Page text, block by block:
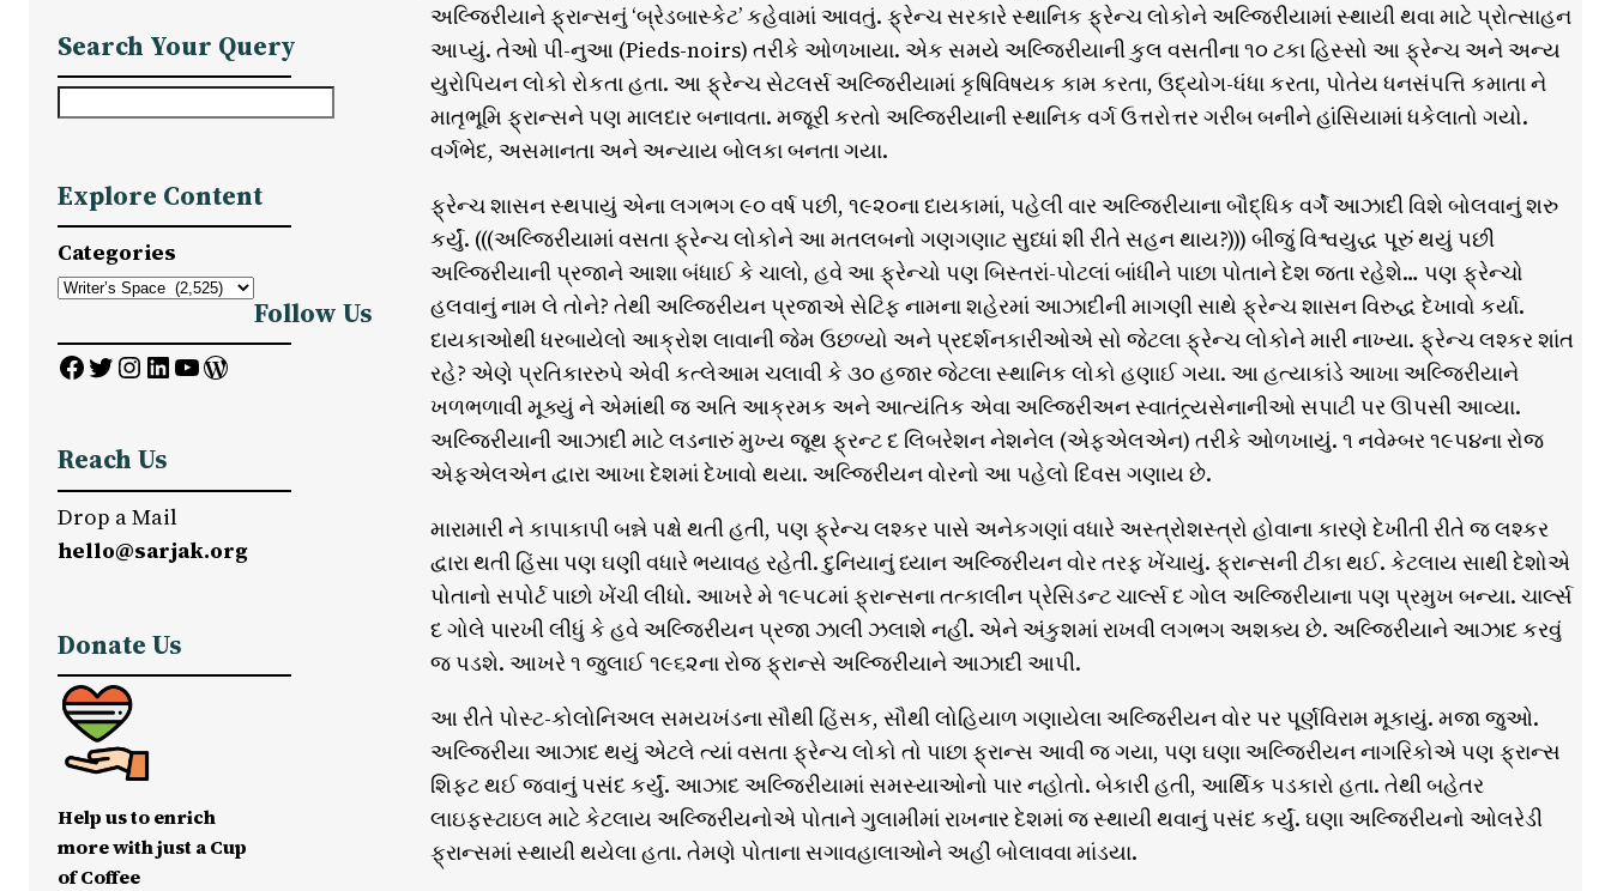
Search Your Query
r
c
h
Explore Content
Categories
Follow Us
Facebook Twitter InstagramLinkedIn YouTube WordPress
Reach Us
Drop a Mail
hello@sarjak.org
Donate Us
Help us to enrich
more with just a Cup
of Coffee
અલ્જિરીયાને ફ્રાન્સનું ‘બ્રેડબાસ્કેટ’ કહેવામાં આવતું. ફ્રેન્ચ સરકારે સ્થાનિક ફ્રેન્ચ લોકોને અલ્જિરીયામાં સ્થાયી થવા માટે પ્રોત્સાહન
આપ્યું. તેઓ પી-નુઆ (Pieds-noirs) તરીકે ઓળખાયા. એક સમયે અલ્જિરીયાની કુલ વસતીના ૧૦ ટકા હિસ્સો આ ફ્રેન્ચ અને અન્ય
યુરોપિયન લોકો રોકતા હતા. આ ફ્રેન્ચ સેટલર્સ અલ્જિરીયામાં કૃષિવિષયક કામ કરતા, ઉદ્યોગ-ધંધા કરતા, પોતેય ધનસંપત્તિ કમાતા ને
માતૃભૂમિ ફ્રાન્સને પણ માલદાર બનાવતા. મજૂરી કરતો અલ્જિરીયાની સ્થાનિક વર્ગ ઉત્તરોત્તર ગરીબ બનીને હાંસિયામાં ધકેલાતો ગયો.
વર્ગભેદ, અસમાનતા અને અન્યાય બોલકા બનતા ગયા.
ફ્રેન્ચ શાસન સ્થપાયું એના લગભગ ૯૦ વર્ષ પછી, ૧૯૨૦ના દાયકામાં, પહેલી વાર અલ્જિરીયાના બૌદ્ધિક વર્ગે આઝાદી વિશે બોલવાનું શરુ
કર્યું. (((અલ્જિરીયામાં વસતા ફ્રેન્ચ લોકોને આ મતલબનો ગણગણાટ સુધ્ધાં શી રીતે સહન થાય?))) બીજું વિશ્વયુદ્ધ પૂરું થયું પછી
અલ્જિરીયાની પ્રજાને આશા બંધાઈ કે ચાલો, હવે આ ફ્રેન્ચો પણ બિસ્તરાં-પોટલાં બાંધીને પાછા પોતાને દેશ જતા રહેશે… પણ ફ્રેન્ચો
હલવાનું નામ લે તોને? તેથી અલ્જિરીયન પ્રજાએ સેટિફ નામના શહેરમાં આઝાદીની માગણી સાથે ફ્રેન્ચ શાસન વિરુદ્ધ દેખાવો કર્યા.
દાયકાઓથી ધરબાયેલો આક્રોશ લાવાની જેમ ઉછળ્યો અને પ્રદર્શનકારીઓએ સો જેટલા ફ્રેન્ચ લોકોને મારી નાખ્યા. ફ્રેન્ચ લશ્કર શાંત
રહે? એણે પ્રતિકારરુપે એવી કત્લેઆમ ચલાવી કે ૩૦ હજાર જેટલા સ્થાનિક લોકો હણાઈ ગયા. આ હત્યાકાંડે આખા અલ્જિરીયાને
ખળભળાવી મૂક્યું ને એમાંથી જ અતિ આક્રમક અને આત્યંતિક એવા અલ્જિરીઅન સ્વાતંત્ર્યસેનાનીઓ સપાટી પર ઊપસી આવ્યા.
અલ્જિરીયાની આઝાદી માટે લડનારું મુખ્ય જૂથ ફ્રન્ટ દ લિબરેશન નેશનેલ (એફએલએન) તરીકે ઓળખાયું. ૧ નવેમ્બર ૧૯૫૪ના રોજ
એફએલએન દ્વારા આખા દેશમાં દેખાવો થયા. અલ્જિરીયન વોરનો આ પહેલો દિવસ ગણાય છે.
મારામારી ને કાપાકાપી બન્ને પક્ષે થતી હતી, પણ ફ્રેન્ચ લશ્કર પાસે અનેકગણાં વધારે અસ્ત્રોશસ્ત્રો હોવાના કારણે દેખીતી રીતે જ લશ્કર
દ્વારા થતી હિંસા પણ ઘણી વધારે ભયાવહ રહેતી. દુનિયાનું ધ્યાન અલ્જિરીયન વોર તરફ ખેંચાયું. ફ્રાન્સની ટીકા થઈ. કેટલાય સાથી દેશોએ
પોતાનો સપોર્ટ પાછો ખેંચી લીધો. આખરે મે ૧૯૫૮માં ફ્રાન્સના તત્કાલીન પ્રેસિડન્ટ ચાર્લ્સ દ ગોલ અલ્જિરીયાના પણ પ્રમુખ બન્યા. ચાર્લ્સ
દ ગોલે પારખી લીધું કે હવે અલ્જિરીયન પ્રજા ઝાલી ઝલાશે નહીં. એને અંકુશમાં રાખવી લગભગ અશક્ય છે. અલ્જિરીયાને આઝાદ કરવું
જ પડશે. આખરે ૧ જુલાઈ ૧૯૬૨ના રોજ ફ્રાન્સે અલ્જિરીયાને આઝાદી આપી.
આ રીતે પોસ્ટ-કોલોનિઅલ સમયખંડના સૌથી હિંસક, સૌથી લોહિયાળ ગણાયેલા અલ્જિરીયન વોર પર પૂર્ણવિરામ મૂકાયું. મજા જુઓ.
અલ્જિરીયા આઝાદ થયું એટલે ત્યાં વસતા ફ્રેન્ચ લોકો તો પાછા ફ્રાન્સ આવી જ ગયા, પણ ઘણા અલ્જિરીયન નાગરિકોએ પણ ફ્રાન્સ
શિફ્ટ થઈ જવાનું પસંદ કર્યું. આઝાદ અલ્જિરીયામાં સમસ્યાઓનો પાર નહોતો. બેકારી હતી, આર્થિક પડકારો હતા. તેથી બહેતર
લાઇફસ્ટાઇલ માટે કેટલાય અલ્જિરીયનોએ પોતાને ગુલામીમાં રાખનાર દેશમાં જ સ્થાયી થવાનું પસંદ કર્યું. ઘણા અલ્જિરીયનો ઓલરેડી
ફ્રાન્સમાં સ્થાયી થયેલા હતા. તેમણે પોતાના સગાવહાલાઓને અહીં બોલાવવા માંડયા.